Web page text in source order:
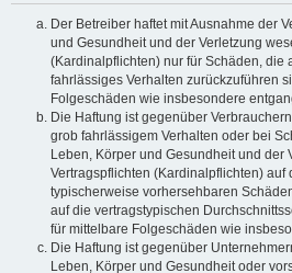
Der Betreiber haftet mit Ausnahme der
und Gesundheit und der Verletzung
(Kardinalpflichten) nur für Schäden, die
fahrlässiges Verhalten zurückzuführen
Folgeschäden wie insbesondere
Die Haftung ist gegenüber
grob fahrlässigem Verhalten oder bei
Leben, Körper und Gesundheit und der
Vertragspflichten (Kardinalpflichten) auf
typischerweise vorhersehbaren
auf die vertragstypischen
für mittelbare Folgeschäden wie
Die Haftung ist gegenüber
Leben, Körper und Gesundheit oder